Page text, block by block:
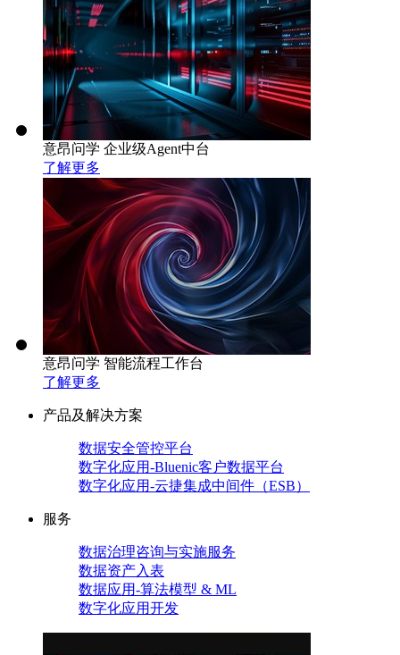
意昂问学 企业级Agent中台
了解更多
意昂问学 智能流程工作台
了解更多
产品及解决方案
数据安全管控平台
数字化应用-Bluenic客户数据平台
数字化应用-云捷集成中间件（ESB）
服务
数据治理咨询与实施服务
数据资产入表
数据应用-算法模型 & ML
数字化应用开发